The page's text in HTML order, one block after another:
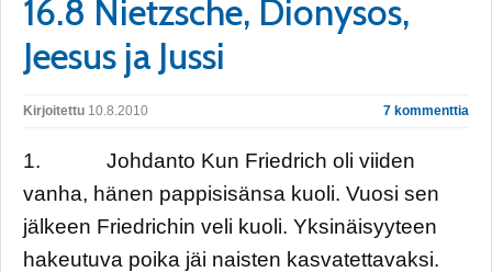
16.8 Nietzsche, Dionysos,
Jeesus ja Jussi
Kirjoitettu 10.8.2010 7 kommenttia
1. Johdanto Kun Friedrich oli viiden
vanha, hänen pappisisänsa kuoli. Vuosi sen
jälkeen Friedrichin veli kuoli. Yksinäisyyteen
hakeutuva poika jäi naisten kasvatettavaksi.